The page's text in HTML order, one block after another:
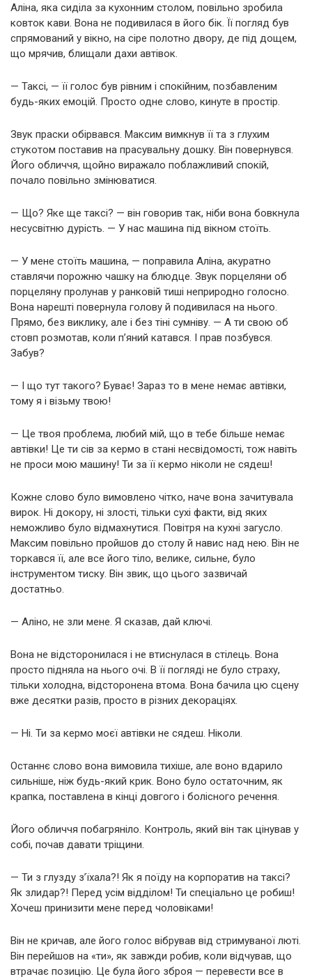
Аліна, яка сиділа за кухонним столом, повільно зробила
ковток кави. Вона не подивилася в його бік. Її погляд був
спрямований у вікно, на сіре полотно двору, де під дощем,
що мрячив, блищали дахи автівок.
— Таксі, — її голос був рівним і спокійним, позбавленим
будь-яких емоцій. Просто одне слово, кинуте в простір.
Звук праски обірвався. Максим вимкнув її та з глухим
стукотом поставив на прасувальну дошку. Він повернувся.
Його обличчя, щойно виражало поблажливий спокій,
почало повільно змінюватися.
— Що? Яке ще таксі? — він говорив так, ніби вона бовкнула
несусвітню дурість. — У нас машина під вікном стоїть.
— У мене стоїть машина, — поправила Аліна, акуратно
ставлячи порожню чашку на блюдце. Звук порцеляни об
порцеляну пролунав у ранковій тиші неприродно голосно.
Вона нарешті повернула голову й подивилася на нього.
Прямо, без виклику, але і без тіні сумніву. — А ти свою об
стовп розмотав, коли п’яний катався. І прав позбувся.
Забув?
— І що тут такого? Буває! Зараз то в мене немає автівки,
тому я і візьму твою!
— Це твоя проблема, любий мій, що в тебе більше немає
автівки! Це ти сів за кермо в стані несвідомості, тож навіть
не проси мою машину! Ти за її кермо ніколи не сядеш!
Кожне слово було вимовлено чітко, наче вона зачитувала
вирок. Ні докору, ні злості, тільки сухі факти, від яких
неможливо було відмахнутися. Повітря на кухні загусло.
Максим повільно пройшов до столу й навис над нею. Він не
торкався її, але все його тіло, велике, сильне, було
інструментом тиску. Він звик, що цього зазвичай
достатньо.
— Аліно, не зли мене. Я сказав, дай ключі.
Вона не відсторонилася і не втиснулася в стілець. Вона
просто підняла на нього очі. В її погляді не було страху,
тільки холодна, відсторонена втома. Вона бачила цю сцену
вже десятки разів, просто в різних декораціях.
— Ні. Ти за кермо моєї автівки не сядеш. Ніколи.
Останнє слово вона вимовила тихіше, але воно вдарило
сильніше, ніж будь-який крик. Воно було остаточним, як
крапка, поставлена в кінці довгого і болісного речення.
Його обличчя побагряніло. Контроль, який він так цінував у
собі, почав давати тріщини.
— Ти з глузду з’їхала?! Як я поїду на корпоратив на таксі?
Як злидар?! Перед усім відділом! Ти спеціально це робиш!
Хочеш принизити мене перед чоловіками!
Він не кричав, але його голос вібрував від стримуваної люті.
Він перейшов на «ти», як завжди робив, коли відчував, що
втрачає позицію. Це була його зброя — перевести все в